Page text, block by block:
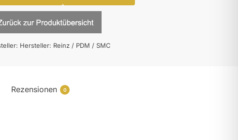
Hersteller: Reinz / PDM / SMC
Rezensionen 0